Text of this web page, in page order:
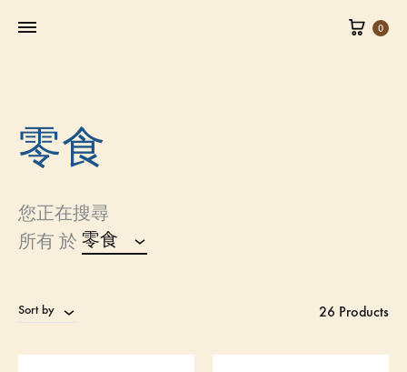
0
零食
您正在搜尋
所有 於 零食
Sort by 26 Products